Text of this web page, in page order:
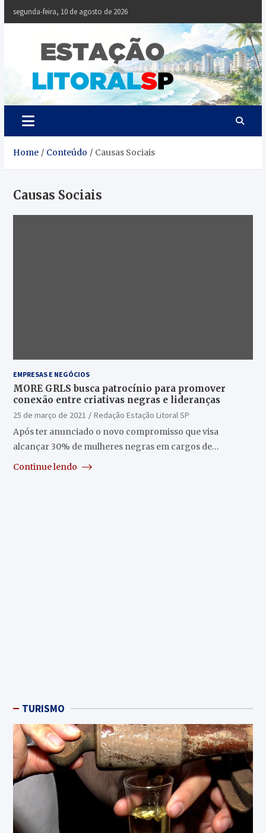
segunda-feira, 10 de agosto de 2026
Litoral
Notícias da
Baixada Santista
Home Conteúdo Causas Sociais
Causas Sociais
EMPRESAS E NEGÓCIOS
MORE GRLS busca patrocínio para promover
conexão entre criativas negras e lideranças
25 de março de 2021
Redação Estação Litoral SP
Após ter anunciado o novo compromisso que visa
alcançar 30% de mulheres negras em cargos de…
Continue lendo
TURISMO